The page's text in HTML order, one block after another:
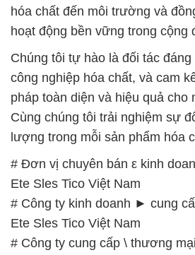
hóa chất đến môi trường và
hoạt động bền vững trong cộng
Chúng tôi tự hào là đối tác
công nghiệp hóa chất, và cam
pháp toàn diện và hiệu quả cho
Cùng chúng tôi trải nghiệm sự
lượng trong mỗi sản phẩm hóa
# Đơn vị chuyên bán ε kinh
Ete Sles Tico Việt Nam
# Công ty kinh doanh ► cung
Ete Sles Tico Việt Nam
# Công ty cung cấp \ thương